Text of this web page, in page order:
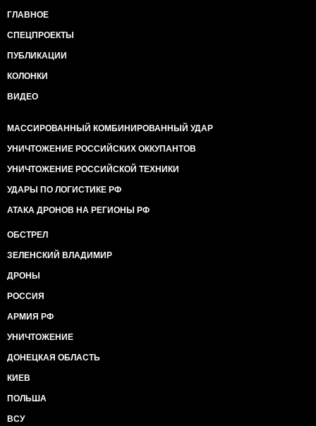
ГЛАВНОЕ
СПЕЦПРОЕКТЫ
ПУБЛИКАЦИИ
КОЛОНКИ
ВИДЕО
МАССИРОВАННЫЙ КОМБИНИРОВАННЫЙ УДАР
УНИЧТОЖЕНИЕ РОССИЙСКИХ ОККУПАНТОВ
УНИЧТОЖЕНИЕ РОССИЙСКОЙ ТЕХНИКИ
УДАРЫ ПО ЛОГИСТИКЕ РФ
АТАКА ДРОНОВ НА РЕГИОНЫ РФ
ОБСТРЕЛ
ЗЕЛЕНСКИЙ ВЛАДИМИР
ДРОНЫ
РОССИЯ
АРМИЯ РФ
УНИЧТОЖЕНИЕ
ДОНЕЦКАЯ ОБЛАСТЬ
КИЕВ
ПОЛЬША
ВСУ